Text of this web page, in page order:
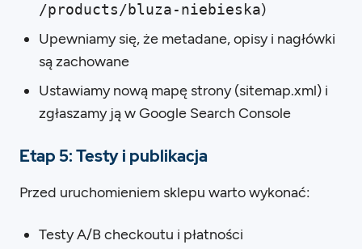
/products/bluza-niebieska)
Upewniamy się, że metadane, opisy i nagłówki
są zachowane
Ustawiamy nową mapę strony (sitemap.xml) i
zgłaszamy ją w Google Search Console
Etap 5: Testy i publikacja
Przed uruchomieniem sklepu warto wykonać:
Testy A/B checkoutu i płatności